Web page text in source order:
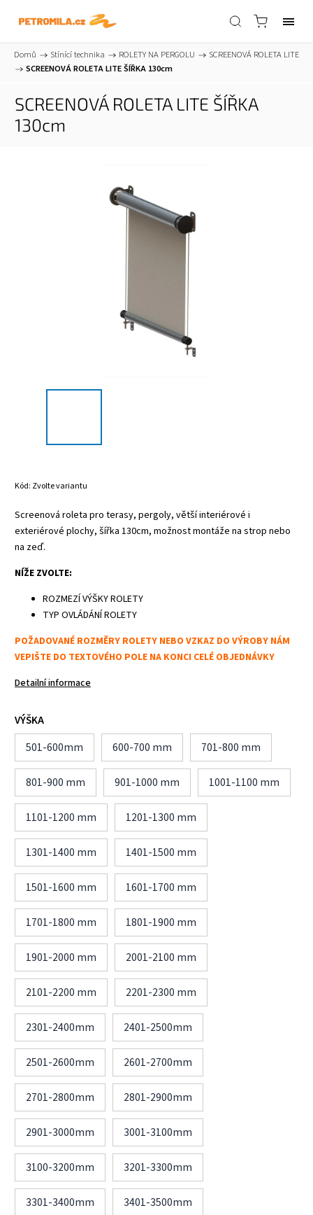
Domů / Stínící technika / ROLETY NA PERGOLU /
SCREENOVÁ ROLETA LITE
/
SCREENOVÁ ROLETA LITE ŠÍŘKA 130cm
SCREENOVÁ ROLETA LITE ŠÍŘKA
130cm
Kód: Zvolte variantu
Screenová roleta pro terasy, pergoly, větší interiérové i
exteriérové plochy, šířka 130cm, možnost montáže na strop nebo
na zeď.
NÍŽE ZVOLTE:
ROZMEZÍ VÝŠKY ROLETY
TYP OVLÁDÁNÍ ROLETY
POŽADOVANÉ ROZMĚRY ROLETY NEBO VZKAZ DO VÝROBY NÁM
VEPIŠTE DO TEXTOVÉHO POLE NA KONCI CELÉ OBJEDNÁVKY
Detailní informace
VÝŠKA
501-600mm
600-700 mm 701-800 mm
801-900 mm 901-1000 mm 1001-1100 mm
1101-1200 mm 1201-1300 mm
1301-1400 mm 1401-1500 mm
1501-1600 mm 1601-1700 mm
1701-1800 mm 1801-1900 mm
1901-2000 mm 2001-2100 mm
2101-2200 mm 2201-2300 mm
2301-2400mm 2401-2500mm
2501-2600mm 2601-2700mm
2701-2800mm 2801-2900mm
2901-3000mm 3001-3100mm
3100-3200mm 3201-3300mm
3301-3400mm 3401-3500mm